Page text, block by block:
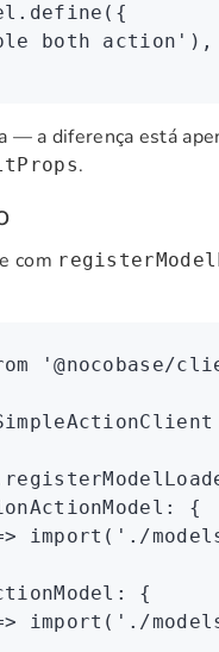
.define ({
both action' ) ,
a diferença está
.
com
'@nocobase/
:
{
import ( './
:
{
import ( './